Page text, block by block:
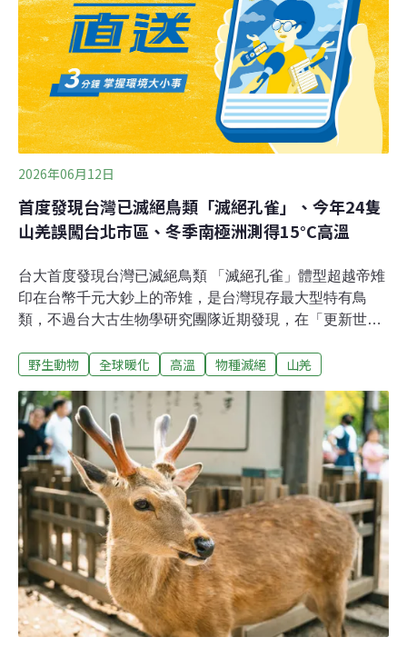
禁寵物入園 六處園區「有條件開放」因應狂犬病疫情，農
業部自2013年8月1日起實施「森林遊樂區及平地森林園區
禁止輸送犬貓及其他哺乳類動物」管制措施，每兩年檢討
並重新公告，措施持續實施至今。違者可依《動物傳染病
防治條例》第43條開罰5萬至100萬元，但尚未有實際開罰
紀錄。而為兼顧民眾攜帶寵物遊憩
2026年06月12日
首度發現台灣已滅絕鳥類「滅絕孔雀」、今年24隻
山羌誤闖台北市區、冬季南極洲測得15°C高溫
台大首度發現台灣已滅絕鳥類 「滅絕孔雀」體型超越帝雉
印在台幣千元大鈔上的帝雉，是台灣現存最大型特有鳥
類，不過台大古生物學研究團隊近期發現，在「更新世時
次證實存在的已滅絕鳥類物種。台大團隊已將該物種正式
里北返 金管處衛星追蹤記錄金管處以衛星追蹤傷癒東方
鵟等猛禽，確認其飛越逾3000公里北返。金管處表示，今
年首啟衛星發報器追蹤計畫，讓醫療照護延伸至野外監
測，為猛禽保育與遷徙研究再添紀錄。（中央社 報導）
野生動物 全球暖化 高溫 物種滅絕 山羌